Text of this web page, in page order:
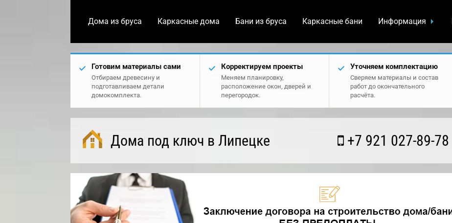
Дома из бруса Каркасные дома Бани из бруса Каркасные бани Информация
Готовим материалы сами
Отбираем древесину и
подготавливаем детали
домокомплекта.
Корректируем проекты
Меняем планировку,
расположение окон, дверей и
перегородок.
Уточняем комплектацию
Сверяем материалы и состав
работ до окончательного
расчёта.
Дома под ключ в Липецке +7 921 027-89-78